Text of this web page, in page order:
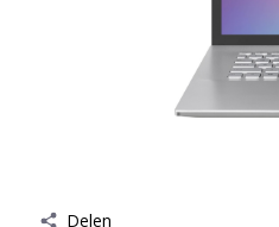
Delen